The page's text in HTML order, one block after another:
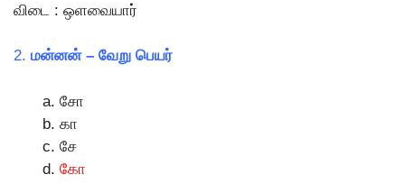
விடை : ஒளவையார்
2. மன்னன் – வேறு பெயர்
சோ
கா
சே
கோ